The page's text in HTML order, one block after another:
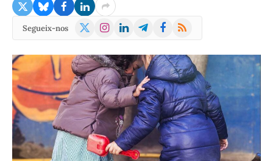
Segueix-nos
X
Instagram
LinkedInTelegramFacebook
RSS